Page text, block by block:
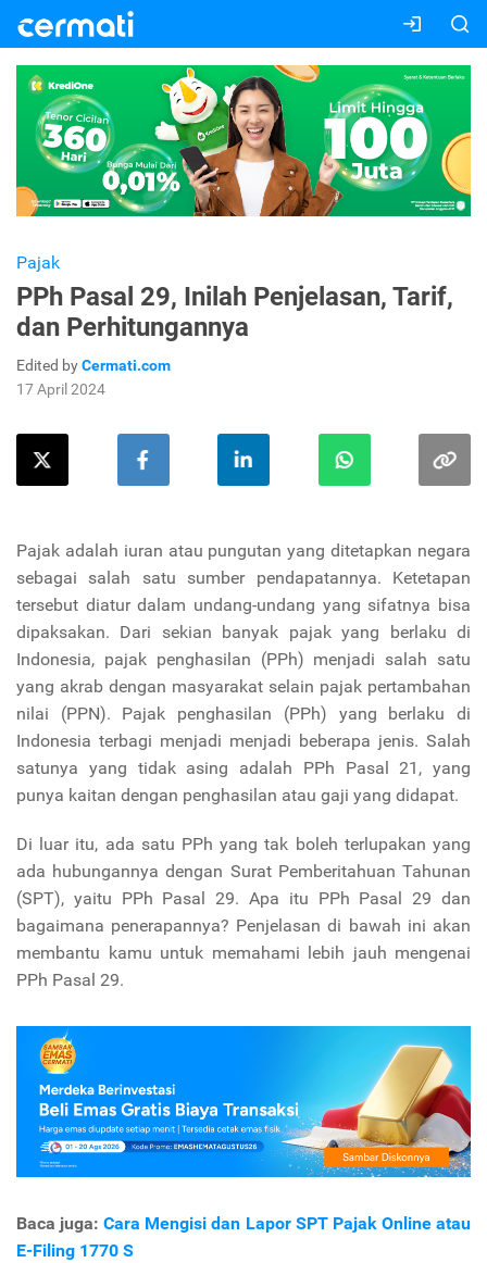
Pajak
PPh Pasal 29, Inilah Penjelasan, Tarif,
dan Perhitungannya
Edited byCermati.com
17 April 2024
Pajak adalah iuran atau pungutan yang ditetapkan negara
sebagai salah satu sumber pendapatannya. Ketetapan
tersebut diatur dalam undang-undang yang sifatnya bisa
dipaksakan. Dari sekian banyak pajak yang berlaku di
Indonesia, pajak penghasilan (PPh) menjadi salah satu
yang akrab dengan masyarakat selain pajak pertambahan
nilai (PPN). Pajak penghasilan (PPh) yang berlaku di
Indonesia terbagi menjadi menjadi beberapa jenis. Salah
satunya yang tidak asing adalah PPh Pasal 21, yang
punya kaitan dengan penghasilan atau gaji yang didapat.
Di luar itu, ada satu PPh yang tak boleh terlupakan yang
ada hubungannya dengan Surat Pemberitahuan Tahunan
(SPT), yaitu PPh Pasal 29. Apa itu PPh Pasal 29 dan
bagaimana penerapannya? Penjelasan di bawah ini akan
membantu kamu untuk memahami lebih jauh mengenai
PPh Pasal 29.
Baca juga:Cara Mengisi dan Lapor SPT Pajak Online atau
E-Filing 1770 S